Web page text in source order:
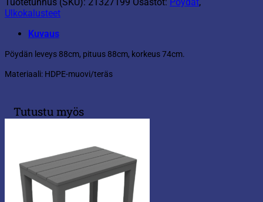
Ulkokalusteet
Kuvaus
Pöydän leveys 88cm, pituus 88cm, korkeus 74cm.
Materiaali: HDPE-muovi/teräs
Tutustu myös